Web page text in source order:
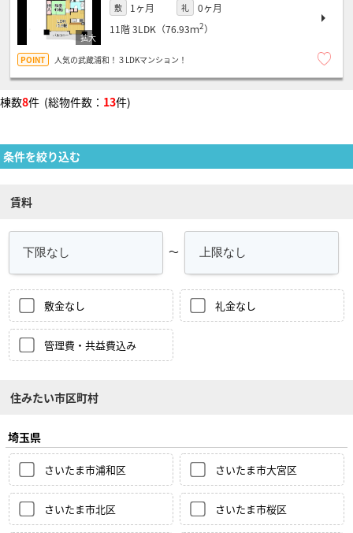
敷 1ヶ月 礼
0ヶ月
11階3LDK（76.93ｍ2）
人気の武蔵浦和！３LDKマンション！
棟数8件 (総物件数： 13件)
条件を絞り込む
賃料
～
敷金なし 礼金なし
管理費・共益費込み
住みたい市区町村
埼玉県
さいたま市浦和区 さいたま市大宮区
さいたま市北区 さいたま市桜区